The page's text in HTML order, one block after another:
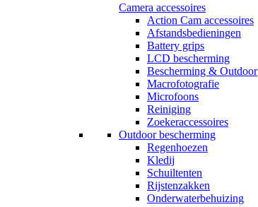
Camera accessoires
Action Cam accessoires
Afstandsbedieningen
Battery grips
LCD bescherming
Bescherming & Outdoor
Macrofotografie
Microfoons
Reiniging
Zoekeraccessoires
Outdoor bescherming
Regenhoezen
Kledij
Schuiltenten
Rijstenzakken
Onderwaterbehuizing